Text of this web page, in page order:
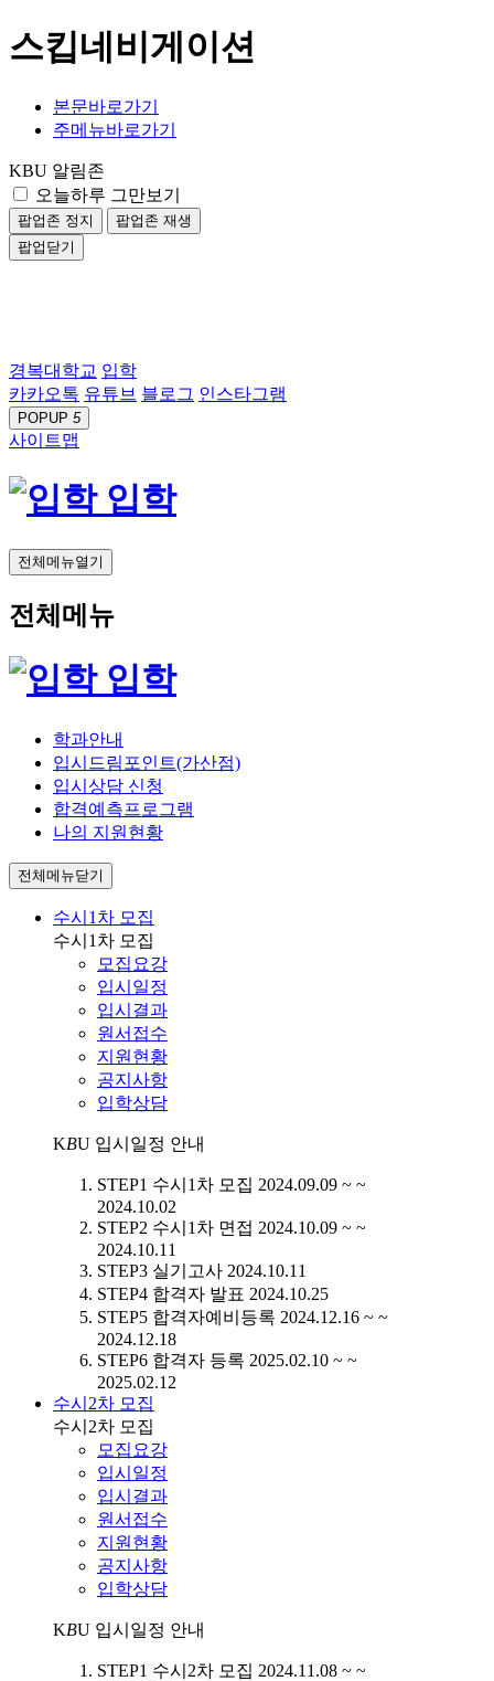
스킵네비게이션
본문바로가기
주메뉴바로가기
KBU 알림존
오늘하루 그만보기
팝업존 정지
팝업존 재생
팝업닫기
경복대학교 입학
카카오톡 유튜브 블로그 인스타그램
POPUP 5
사이트맵
입학
전체메뉴열기
전체메뉴
입학
학과안내
입시드림포인트(가산점)
입시상담 신청
합격예측프로그램
나의 지원현황
전체메뉴닫기
수시1차 모집
수시1차 모집
모집요강
입시일정
입시결과
원서접수
지원현황
공지사항
입학상담
KBU 입시일정 안내
STEP1 수시1차 모집 2024.09.09 ~ ~
2024.10.02
STEP2 수시1차 면접 2024.10.09 ~ ~
2024.10.11
STEP3 실기고사 2024.10.11
STEP4 합격자 발표 2024.10.25
STEP5 합격자예비등록 2024.12.16 ~ ~
2024.12.18
STEP6 합격자 등록 2025.02.10 ~ ~
2025.02.12
수시2차 모집
수시2차 모집
모집요강
입시일정
입시결과
원서접수
지원현황
공지사항
입학상담
KBU 입시일정 안내
STEP1 수시2차 모집 2024.11.08 ~ ~